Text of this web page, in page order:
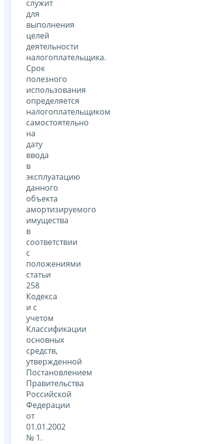
служит
для
выполнения
целей
деятельности
налогоплательщика.
Срок
полезного
использования
определяется
налогоплательщиком
самостоятельно
на
дату
ввода
в
эксплуатацию
данного
объекта
амортизируемого
имущества
в
соответствии
с
положениями
статьи
258
Кодекса
и с
учетом
Классификации
основных
средств,
утвержденной
Постановлением
Правительства
Российской
Федерации
от
01.01.2002
№ 1.